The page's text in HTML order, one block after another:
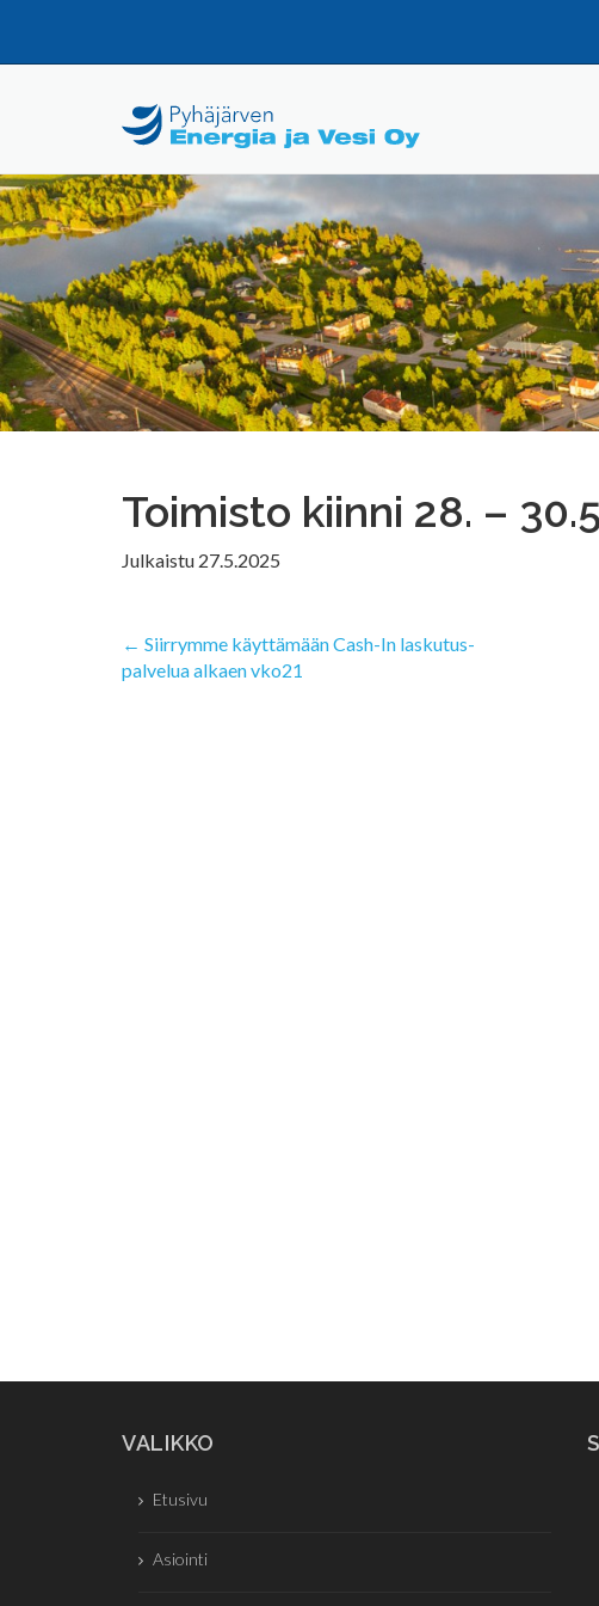
sisältöön
Toimisto kiinni 28. –
Julkaistu 27.5.2025
Artikkelien
selaus
Siirrymme käyttämään Cash-In laskutus-
palvelua alkaen vko21
VALIKKO
Etusivu
Asiointi